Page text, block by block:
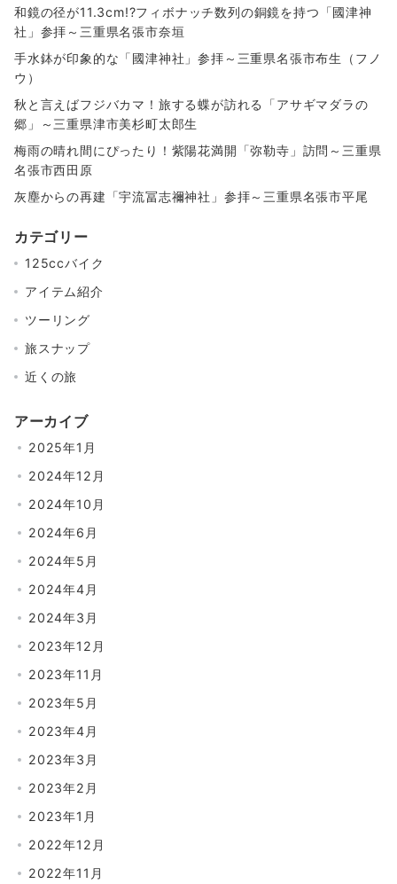
和鏡の径が11.3cm!?フィボナッチ数列の銅鏡を持つ「國津神
社」参拝～三重県名張市奈垣
手水鉢が印象的な「國津神社」参拝～三重県名張市布生（フノ
ウ）
秋と言えばフジバカマ！旅する蝶が訪れる「アサギマダラの
郷」～三重県津市美杉町太郎生
梅雨の晴れ間にぴったり！紫陽花満開「弥勒寺」訪問～三重県
名張市西田原
灰塵からの再建「宇流冨志禰神社」参拝～三重県名張市平尾
カテゴリー
125ccバイク
アイテム紹介
ツーリング
旅スナップ
近くの旅
アーカイブ
2025年1月
2024年12月
2024年10月
2024年6月
2024年5月
2024年4月
2024年3月
2023年12月
2023年11月
2023年5月
2023年4月
2023年3月
2023年2月
2023年1月
2022年12月
2022年11月